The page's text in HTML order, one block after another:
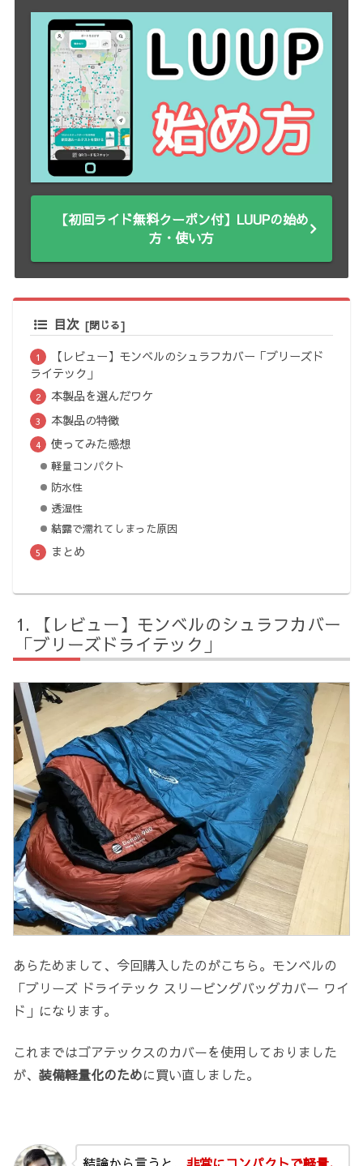
【初回ライド無料クーポン付】LUUPの始め
方・使い方
目次
【レビュー】モンベルのシュラフカバー「ブリーズド
ライテック」
本製品を選んだワケ
本製品の特徴
使ってみた感想
軽量コンパクト
防水性
透湿性
結露で濡れてしまった原因
まとめ
【レビュー】モンベルのシュラフカバー
「ブリーズドライテック」
あらためまして、今回購入したのがこちら。モンベルの
「ブリーズ ドライテック スリーピングバッグカバー ワイ
ド」になります。
これまではゴアテックスのカバーを使用しておりました
が、 装備軽量化のために買い直しました。